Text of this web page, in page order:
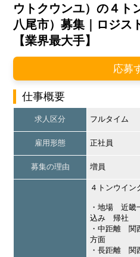
ウトクウンユ）の４ト
八尾市）募集｜ロジス
【業界最大手】
応募
仕事概要
求人区分 フルタイム
雇用形態 正社員
募集の理由 増員
４トンウイン
・地場 近
込み 帰社
・中距離
方面
・長距離 関